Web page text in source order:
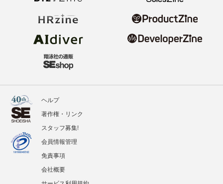
ヘルプ
著作権・リンク
スタッフ募集!
会員情報管理
免責事項
会社概要